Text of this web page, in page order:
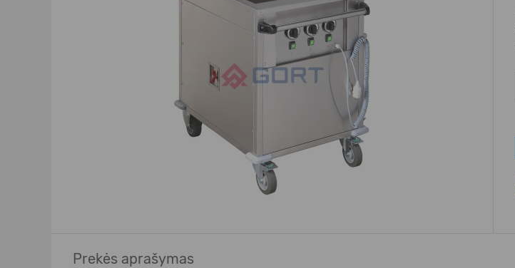
Prekės aprašymas